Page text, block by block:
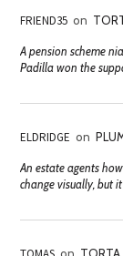
FRIEND35 on
A pension scheme
Padilla won the
ELDRIDGE on
An estate agents
change visually, but
on TORTA